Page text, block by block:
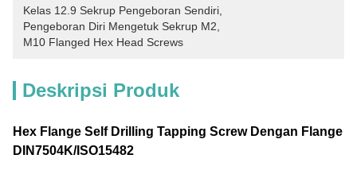
Kelas 12.9 Sekrup Pengeboran Sendiri
Pengeboran Diri Mengetuk Sekrup M2
M10 Flanged Hex Head Screws
Deskripsi Produk
Hex Flange Self Drilling Tapping Screw Dengan Flange
DIN7504K/ISO15482